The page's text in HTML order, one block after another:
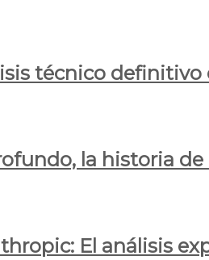
técnico
la historia
El análisis